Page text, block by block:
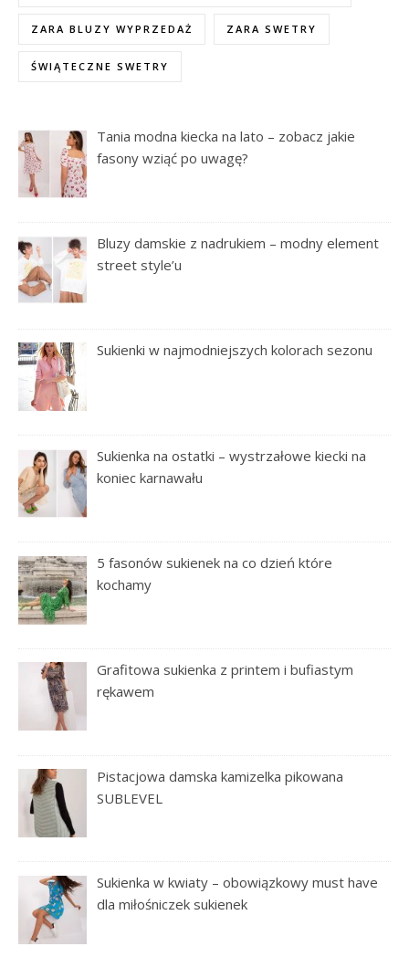
ZARA BLUZY WYPRZEDAŻ ZARA SWETRY
ŚWIĄTECZNE SWETRY
Tania modna kiecka na lato – zobacz jakie
fasony wziąć po uwagę?
Bluzy damskie z nadrukiem – modny element
street style’u
Sukienki w najmodniejszych kolorach sezonu
Sukienka na ostatki – wystrzałowe kiecki na
koniec karnawału
5 fasonów sukienek na co dzień które
kochamy
Grafitowa sukienka z printem i bufiastym
rękawem
Pistacjowa damska kamizelka pikowana
SUBLEVEL
Sukienka w kwiaty – obowiązkowy must have
dla miłośniczek sukienek